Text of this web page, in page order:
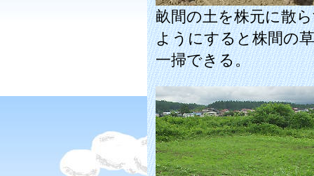
畝間の土を株元に散
ようにすると株間の
一掃できる。